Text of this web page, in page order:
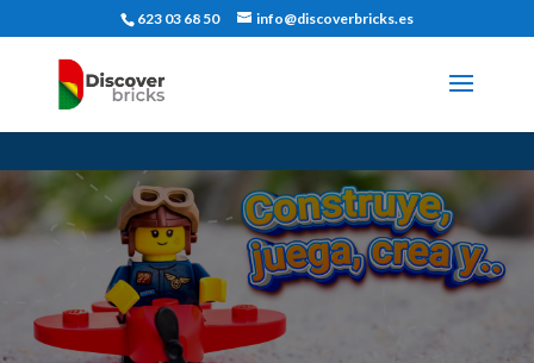
623 03 68 50 info@discoverbricks.es